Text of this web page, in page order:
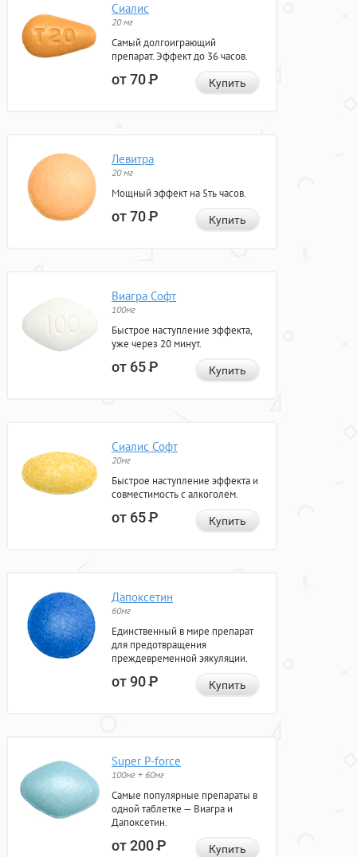
Сиалис
20 мг
Самый долгоиграющий
препарат. Эффект до 36 часов.
от 70Р Купить
Левитра
20 мг
Мощный эффект на 5ть часов.
от 70Р Купить
Виагра Софт
100мг
Быстрое наступление эффекта,
уже через 20 минут.
от 65Р Купить
Сиалис Софт
20мг
Быстрое наступление эффекта и
совместимость с алкоголем.
от 65Р Купить
Дапоксетин
60мг
Единственный в мире препарат
для предотвращения
преждевременной эякуляции.
от 90Р Купить
Super P-force
100мг + 60мг
Самые популярные препараты в
одной таблетке — Виагра и
Дапоксетин.
от 200Р Купить